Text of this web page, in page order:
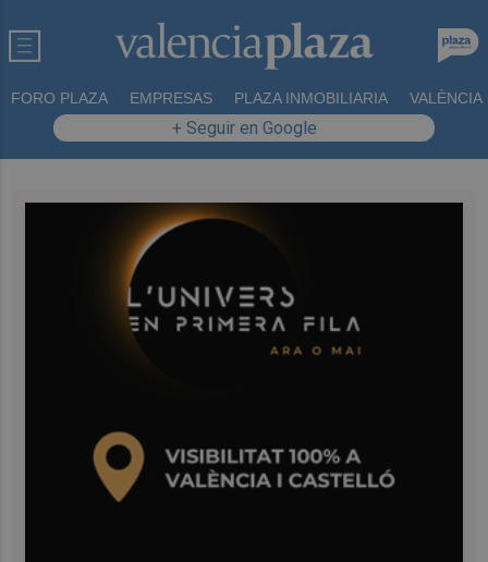
FORO PLAZA EMPRESAS PLAZA INMOBILIARIA VALÈNCIA
+ Seguir en Google